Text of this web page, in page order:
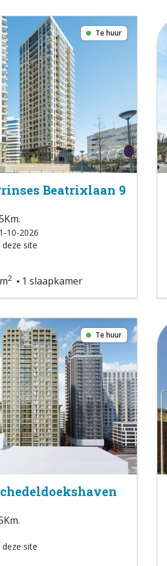
Te huur
Beatrixlaan 9
10-2026
site
2 1 slaapkamer
Te huur
site